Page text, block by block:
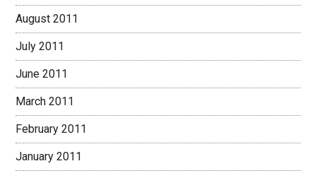
August 2011
July 2011
June 2011
March 2011
February 2011
January 2011